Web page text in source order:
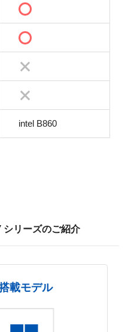
intel B860
シリーズのご紹介
載モデル